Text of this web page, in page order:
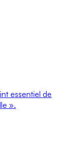
essentiel de
».